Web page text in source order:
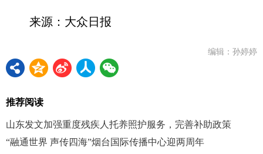
来源：大众日报
编辑：孙婷婷
推荐阅读
山东发文加强重度残疾人托养照护服务，完善补助政策
“融通世界 声传四海”烟台国际传播中心迎两周年